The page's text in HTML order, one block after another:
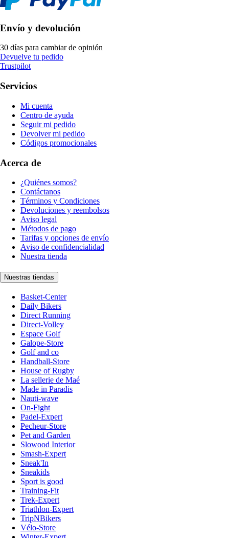
Envío y devolución
30 días para cambiar de opinión
Devuelve tu pedido
Trustpilot
Servicios
Mi cuenta
Centro de ayuda
Seguir mi pedido
Devolver mi pedido
Códigos promocionales
Acerca de
¿Quiénes somos?
Contáctanos
Términos y Condiciones
Devoluciones y reembolsos
Aviso legal
Métodos de pago
Tarifas y opciones de envío
Aviso de confidencialidad
Nuestra tienda
Nuestras tiendas
Basket-Center
Daily Bikers
Direct Running
Direct-Volley
Espace Golf
Galope-Store
Golf and co
Handball-Store
House of Rugby
La sellerie de Maé
Made in Paradis
Nauti-wave
On-Fight
Padel-Expert
Pecheur-Store
Pet and Garden
Slowood Interior
Smash-Expert
Sneak'In
Sneakids
Sport is good
Training-Fit
Trek-Expert
Triathlon-Expert
TripNBikers
Vélo-Store